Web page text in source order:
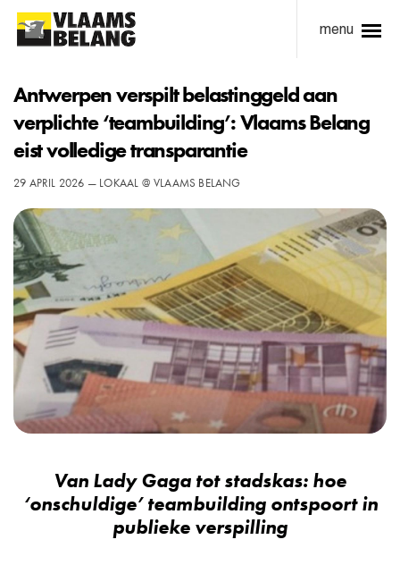
menu
Antwerpen verspilt belastinggeld aan
verplichte ‘teambuilding’: Vlaams Belang
eist volledige transparantie
29 APRIL 2026 — LOKAAL @ VLAAMS BELANG
Van Lady Gaga tot stadskas: hoe
‘onschuldige’ teambuilding ontspoort in
publieke verspilling